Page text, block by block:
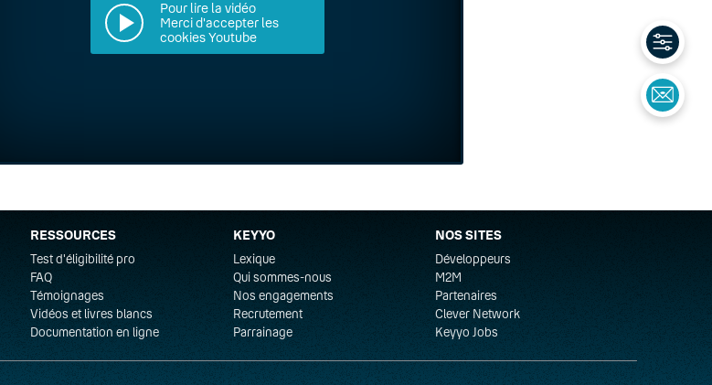
Pour lire la vidéo
Merci d'accepter les
cookies Youtube
RESSOURCES
Test d'éligibilité pro
FAQ
Témoignages
Vidéos et livres blancs
Documentation en ligne
KEYYO
Lexique
Qui sommes-nous
Nos engagements
Recrutement
Parrainage
NOS SITES
Développeurs
M2M
Partenaires
Clever Network
Keyyo Jobs